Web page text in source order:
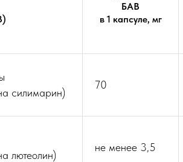
БАВ
в 1 капсуле, мг
силимарин)
70
лютеолин)
не менее 3,5